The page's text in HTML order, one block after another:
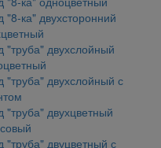
"8-ка" двухсторонний
"труба" двухслойный
"труба" двухслойный с
"труба" двухцветный
"труба" двуцветный с